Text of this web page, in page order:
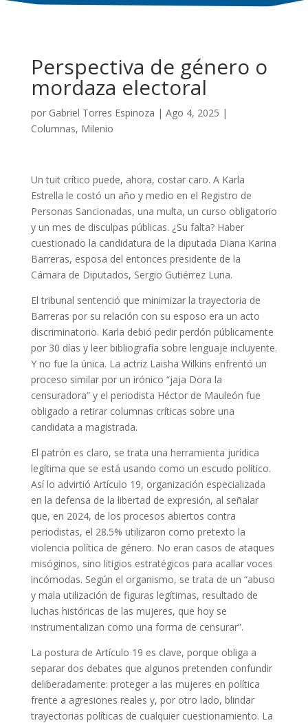
Perspectiva de género o
mordaza electoral
por Gabriel Torres Espinoza | Ago 4, 2025 |
Columnas, Milenio
Un tuit crítico puede, ahora, costar caro. A Karla
Estrella le costó un año y medio en el Registro de
Personas Sancionadas, una multa, un curso obligatorio
y un mes de disculpas públicas. ¿Su falta? Haber
cuestionado la candidatura de la diputada Diana Karina
Barreras, esposa del entonces presidente de la
Cámara de Diputados, Sergio Gutiérrez Luna.
El tribunal sentenció que minimizar la trayectoria de
Barreras por su relación con su esposo era un acto
discriminatorio. Karla debió pedir perdón públicamente
por 30 días y leer bibliografía sobre lenguaje incluyente.
Y no fue la única. La actriz Laisha Wilkins enfrentó un
proceso similar por un irónico “jaja Dora la
censuradora” y el periodista Héctor de Mauleón fue
obligado a retirar columnas críticas sobre una
candidata a magistrada.
El patrón es claro, se trata una herramienta jurídica
legítima que se está usando como un escudo político.
Así lo advirtió Artículo 19, organización especializada
en la defensa de la libertad de expresión, al señalar
que, en 2024, de los procesos abiertos contra
periodistas, el 28.5% utilizaron como pretexto la
violencia política de género. No eran casos de ataques
misóginos, sino litigios estratégicos para acallar voces
incómodas. Según el organismo, se trata de un “abuso
y mala utilización de figuras legítimas, resultado de
luchas históricas de las mujeres, que hoy se
instrumentalizan como una forma de censurar”.
La postura de Artículo 19 es clave, porque obliga a
separar dos debates que algunos pretenden confundir
deliberadamente: proteger a las mujeres en política
frente a agresiones reales y, por otro lado, blindar
trayectorias políticas de cualquier cuestionamiento. La